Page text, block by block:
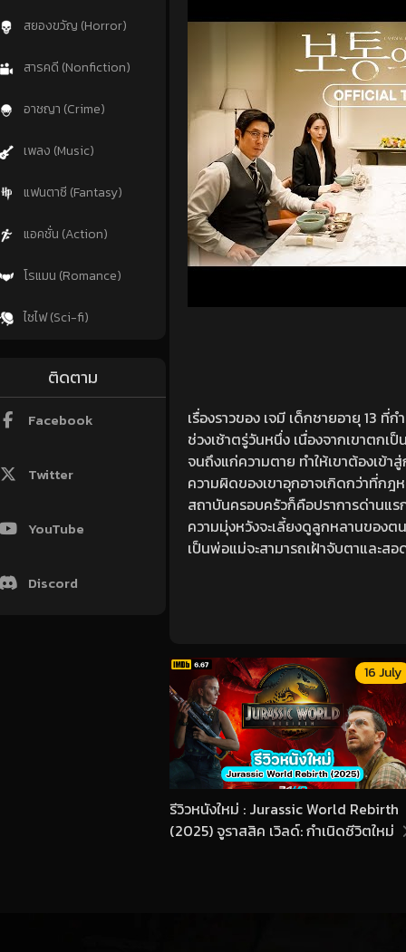
สยองขวัญ (Horror)
สารคดี (Nonfiction)
อาชญา (Crime)
เพลง (Music)
แฟนตาซี (Fantasy)
แอคชั่น (Action)
โรแมน (Romance)
ไซไฟ (Sci-fi)
ติดตาม
Facebook
Twitter
YouTube
Discord
เรื่องราวของ เจมี เด็กชายอายุ 13 ที่
ช่วงเช้าตรู่วันหนึ่ง เนื่องจากเขาตก
จนถึงแก่ความตาย ทำให้เขาต้องเข้า
ความผิดของเขาอุกอาจเกิดกว่าที่กฎห
สถาบันครอบครัวก็คือปราการด่านแ
ความมุ่งหวังจะเลี้ยงดูลูกหลานของ
เป็นพ่อแม่จะสามารถเฝ้าจับตาและส
16 July
รีวิวหนังใหม่ : Jurassic World Rebirth
(2025) จูราสสิค เวิลด์: กำเนิดชีวิตใหม่